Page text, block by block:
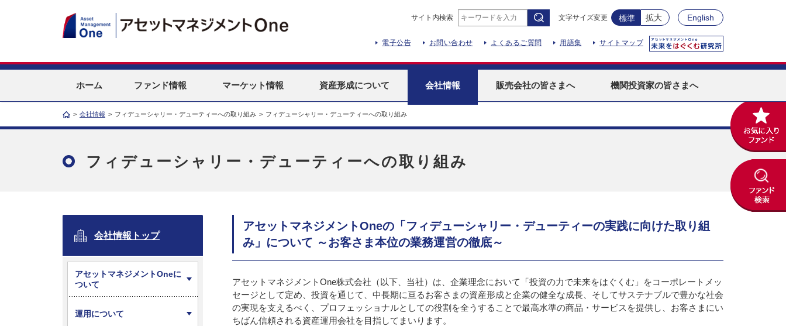
サイト内検索 文字サイズ変更 標準 拡大 English
電子公告 お問い合わせ よくあるご質問 用語集 サイトマップ
ホーム ファンド情報 マーケット情報 資産形成について 会社情報 販売会社の皆さまへ 機関投資家の皆さまへ
> 会社情報 > フィデューシャリー・デューティーへの取り組み > フィデューシャリー・デューティーへの取り組み
フィデューシャリー・デューティーへの取り組み
アセットマネジメントOneの「フィデューシャリー・デューティーの実践に向けた取り組
み」について ～お客さま本位の業務運営の徹底～
アセットマネジメントOne株式会社（以下、当社）は、企業理念において「投資の力で未来をはぐくむ」をコーポレートメッ
セージとして定め、投資を通じて、中長期に亘るお客さまの資産形成と企業の健全な成長、そしてサステナブルで豊かな社会
の実現を支えるべく、プロフェッショナルとしての役割を全うすることで最高水準の商品・サービスを提供し、お客さまにい
ちばん信頼される資産運用会社を目指してまいります。
会社情報トップ
アセットマネジメントOneに
ついて
運用について